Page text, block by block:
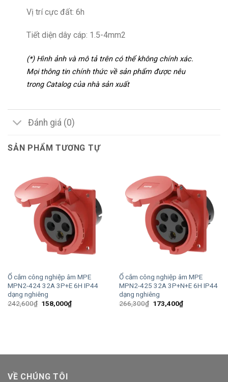
Vị trí cực đất: 6h
Tiết diện dây cáp: 1.5-4mm2
(*) Hình ảnh và mô tả trên có thể không chính xác.
Mọi thông tin chính thức về sản phẩm được nêu
trong Catalog của nhà sản xuất
Đánh giá (0)
SẢN PHẨM TƯƠNG TỰ
Ổ cắm công nghiệp âm MPE
MPN2-424 32A 3P+E 6H IP44
dạng nghiêng
242,600₫ Giá
158,000₫Giá
hiện
Ổ cắm công nghiệp âm MPE
MPN2-425 32A 3P+N+E 6H IP44
dạng nghiêng
266,300₫ Giá
173,400₫Giá
hiện
VỀ CHÚNG TÔI